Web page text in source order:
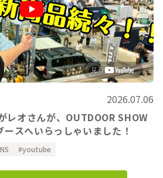
2026.07.06
さんが、OUTDOOR SHOW
スへいらっしゃいました！
youtube